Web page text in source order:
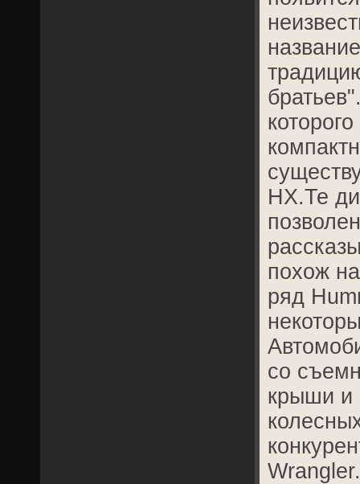
HX.Те
похож
ряд
со
крыши и
Wrangler.